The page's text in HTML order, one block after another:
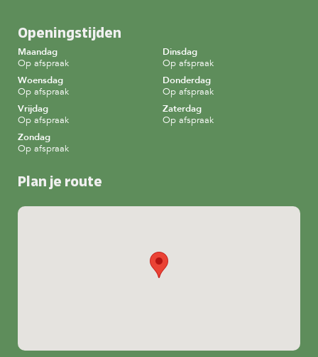
Openingstijden
Maandag
Op afspraak
Dinsdag
Op afspraak
Woensdag
Op afspraak
Donderdag
Op afspraak
Vrijdag
Op afspraak
Zaterdag
Op afspraak
Zondag
Op afspraak
Plan je route